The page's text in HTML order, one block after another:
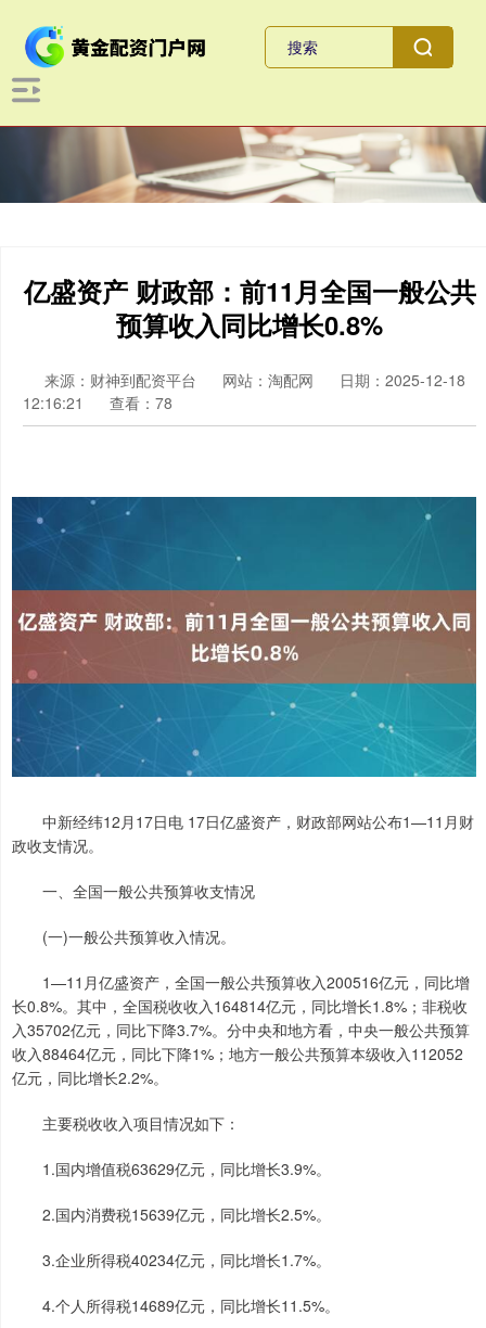
亿盛资产 财政部：前11月全国一般公共
预算收入同比增长0.8%
来源：财神到配资平台 网站：淘配网
日期：2025-12-18
12:16:21
查看：78
中新经纬12月17日电 17日亿盛资产，财政部网站公布1—11月财
政收支情况。
一、全国一般公共预算收支情况
(一)一般公共预算收入情况。
1—11月亿盛资产，全国一般公共预算收入200516亿元，同比增
长0.8%。其中，全国税收收入164814亿元，同比增长1.8%；非税收
入35702亿元，同比下降3.7%。分中央和地方看，中央一般公共预算
收入88464亿元，同比下降1%；地方一般公共预算本级收入112052
亿元，同比增长2.2%。
主要税收收入项目情况如下：
1.国内增值税63629亿元，同比增长3.9%。
2.国内消费税15639亿元，同比增长2.5%。
3.企业所得税40234亿元，同比增长1.7%。
4.个人所得税14689亿元，同比增长11.5%。